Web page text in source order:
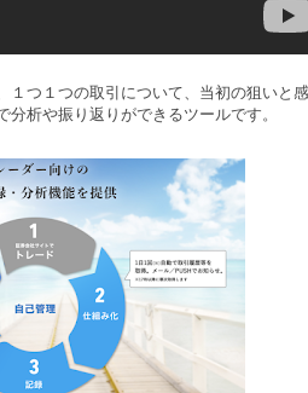
つ１つの取引について、当初の狙いと感
析や振り返りができるツールです。